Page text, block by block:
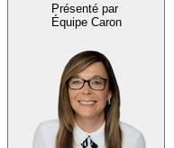
Présenté par
Équipe Caron